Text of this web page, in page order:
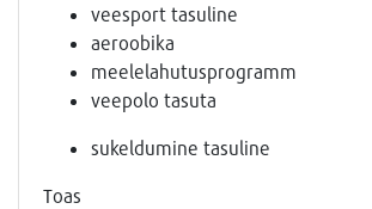
veesport tasuline
aeroobika
meelelahutusprogramm
veepolo tasuta
sukeldumine tasuline
Toas